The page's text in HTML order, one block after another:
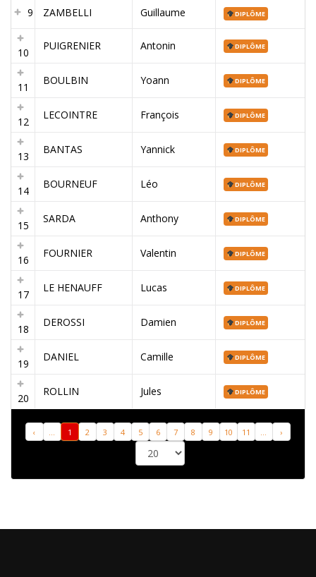
9 ZAMBELLI Guillaume DIPLÔME
10
PUIGRENIER Antonin DIPLÔME
11
BOULBIN Yoann DIPLÔME
12
LECOINTRE François DIPLÔME
13
BANTAS Yannick DIPLÔME
14
BOURNEUF Léo DIPLÔME
15
SARDA Anthony DIPLÔME
16
FOURNIER Valentin DIPLÔME
17
LE HENAUFF Lucas DIPLÔME
18
DEROSSI Damien DIPLÔME
19
DANIEL Camille DIPLÔME
20
ROLLIN Jules DIPLÔME
‹ 1 2 3 4 5 6 7 8 9 10 11 ›